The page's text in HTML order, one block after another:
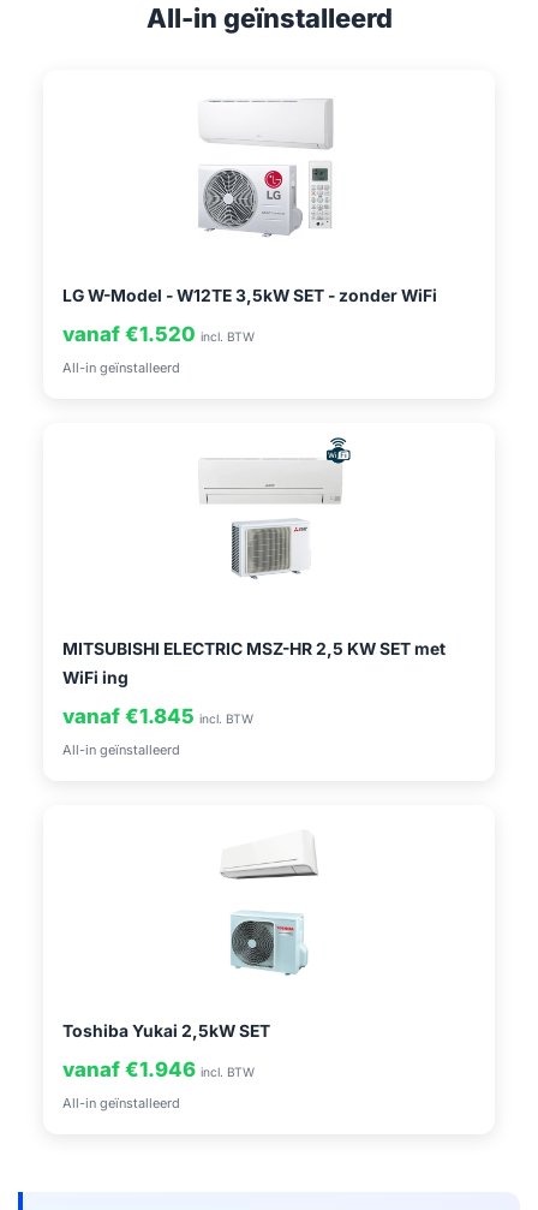
All-in geïnstalleerd
LG W-Model - W12TE 3,5kW SET - zonder WiFi
vanaf €1.520 incl. BTW
All-in geïnstalleerd
MITSUBISHI ELECTRIC MSZ-HR 2,5 KW SET met
WiFi ing
vanaf €1.845 incl. BTW
All-in geïnstalleerd
Toshiba Yukai 2,5kW SET
vanaf €1.946 incl. BTW
All-in geïnstalleerd